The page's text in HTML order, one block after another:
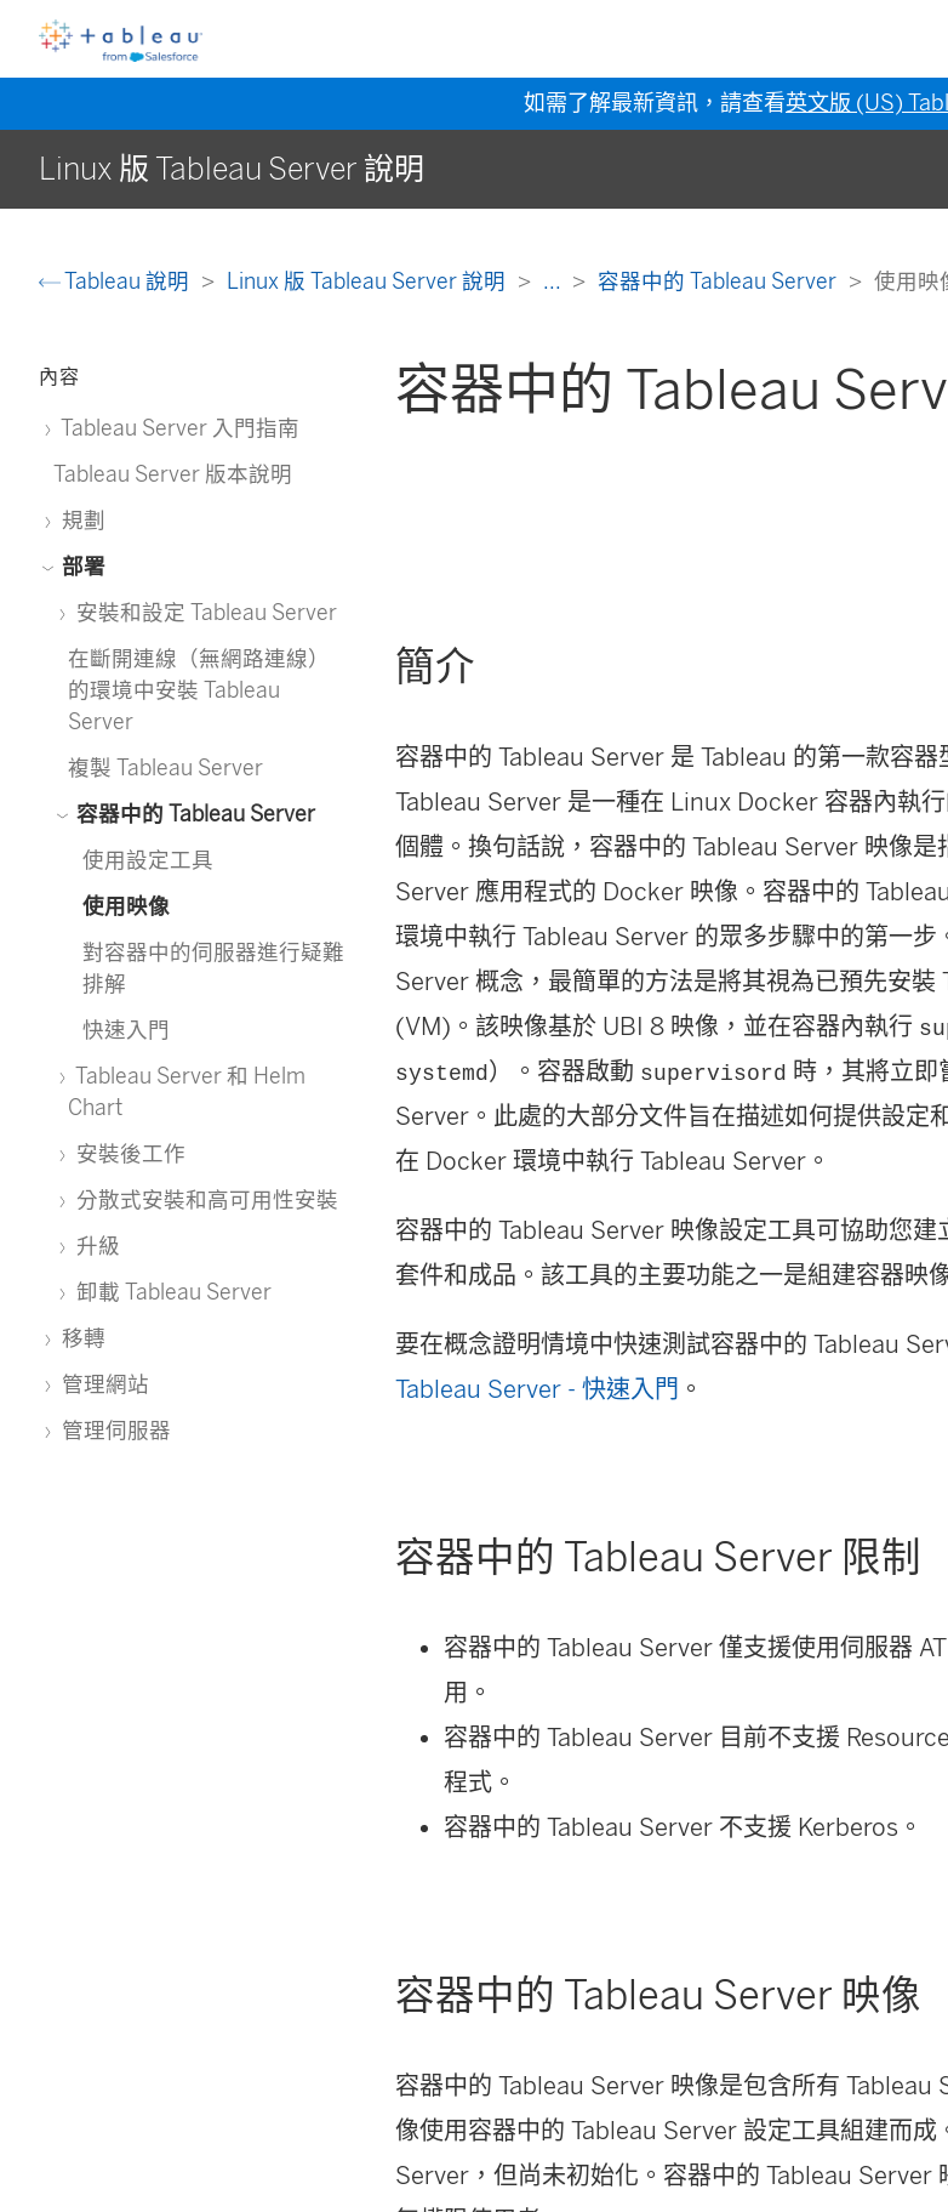
如需了解最新資訊，請查看英文版 (US)
Linux 版 Tableau Server 說明
Tableau 說明 Linux 版 Tableau Server 說明 ... 容器中的 Tableau Server 使用映
內容
Tableau Server 入門指南
Tableau Server 版本說明
規劃
部署
安裝和設定 Tableau Server
在斷開連線（無網路連線）
的環境中安裝 Tableau
Server
複製 Tableau Server
容器中的 Tableau Server
使用設定工具
使用映像
對容器中的伺服器進行疑難
排解
快速入門
Tableau Server 和 Helm
Chart
安裝後工作
分散式安裝和高可用性安裝
升級
卸載 Tableau Server
移轉
管理網站
管理伺服器
容器中的 Tableau
簡介
容器中的 Tableau Server 是 Tableau 的第一款容
Tableau Server 是一種在 Linux Docker 容器內執
個體。換句話說，容器中的 Tableau Server 映像是
Server 應用程式的 Docker 映像。容器中的
環境中執行 Tableau Server 的眾多步驟中的第一步
Server 概念，最簡單的方法是將其視為已預先安裝
(VM)。該映像基於 UBI 8 映像，並在容器內執行
systemd ）。容器啟動 supervisord 時，其將立即
Server。此處的大部分文件旨在描述如何提供設定
在 Docker 環境中執行 Tableau Server。
容器中的 Tableau Server 映像設定工具可協助您
套件和成品。該工具的主要功能之一是組建容器映
要在概念證明情境中快速測試容器中的 Tableau
Tableau Server - 快速入門 。
容器中的 Tableau Server 限制
容器中的 Tableau Server 僅支援使用伺服器
用。
容器中的 Tableau Server 目前不支援
程式。
容器中的 Tableau Server 不支援 Kerberos。
容器中的 Tableau Server 映像
容器中的 Tableau Server 映像是包含所有
像使用容器中的 Tableau Server 設定工具組建而成
Server，但尚未初始化。容器中的 Tableau Server